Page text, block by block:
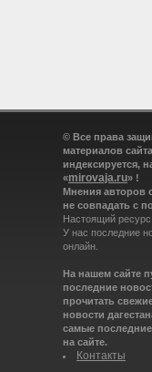
© Все права
материалов
индексируется,
«mirovaja.ru» !
Мнения авторов
не совпадать с
Настоящий
У нас последние
онлайн.
На нашем сайте
последние
прочитать
новости
самые
на сайте.
Контакты